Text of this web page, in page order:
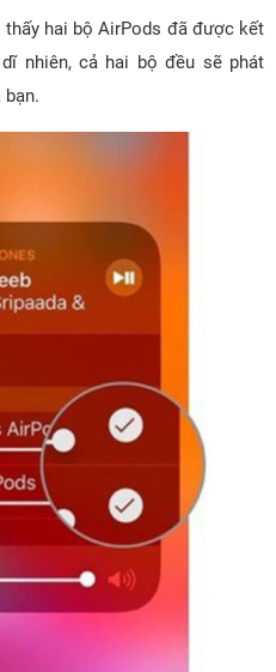
hai bộ AirPods đã được kết
nhiên, cả hai bộ đều sẽ phát